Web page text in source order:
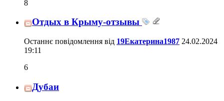
8
Отдых в Крыму-отзывы
Останнє повідомлення від 19Екатерина1987 24.02.2024
19:11
6
Дубаи